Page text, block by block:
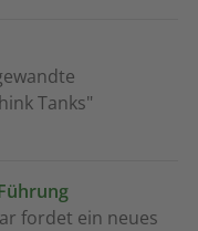
Tanks"
fordet ein neues